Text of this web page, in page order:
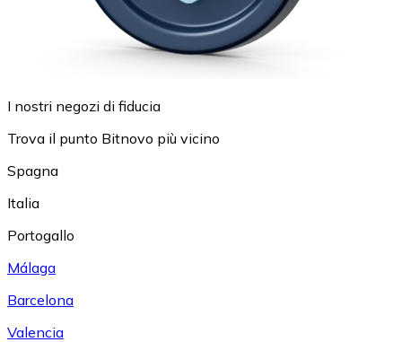
I nostri negozi di fiducia
Trova il punto Bitnovo più vicino
Spagna
Italia
Portogallo
Málaga
Barcelona
Valencia